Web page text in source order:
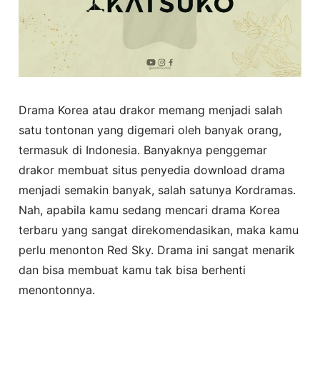
Drama Korea atau drakor memang menjadi salah
satu tontonan yang digemari oleh banyak orang,
termasuk di Indonesia. Banyaknya penggemar
drakor membuat situs penyedia download drama
menjadi semakin banyak, salah satunya Kordramas.
Nah, apabila kamu sedang mencari drama Korea
terbaru yang sangat direkomendasikan, maka kamu
perlu menonton Red Sky. Drama ini sangat menarik
dan bisa membuat kamu tak bisa berhenti
menontonnya.